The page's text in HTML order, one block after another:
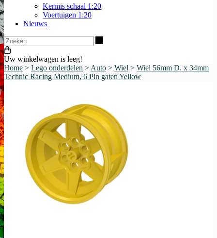
Kermis schaal 1:20
Voertuigen 1:20
Nieuws
Uw winkelwagen is leeg!
Home > Lego onderdelen > Auto > Wiel > Wiel 56mm D. x 34mm
Technic Racing Medium, 6 Pin gaten Yellow